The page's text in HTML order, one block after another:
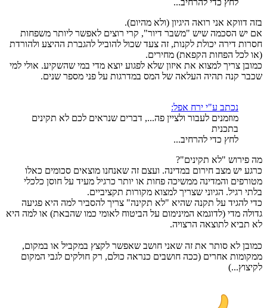
לחץ כדי להרחיב...
בזה דווקא אני רואה היגיון (ולא מהיום).
אם יש הסכמה שיש "משבר דיור", קרי רוצים לאפשר ליותר משפחות
חסרות דירה יכולת לקנות, זה צעד שכול להוביל להגברת ההיצע ולהורדת
(או לכל הפחות הקפאת) מחירים.
כמובן צריך למצוא את איזון שלא לפגוע יוצא מדי במי שהשקיע. אולי למי
שכבר קנה תהיה העלאה של המס במדרגות על פני מספר שנים.
נכתב ע"י ירח אפל:
מוזמנים לעבור ולציין פה..., דברים שנראים לכם לא תקינים
בתכנית
לחץ כדי להרחיב...
מה פירוש "לא תקינים"?
כרגע יש מצב חירום במדינה. ועצם זה שאנחנו מוצאים סכומים כאלו
מטורפים והמדינה ממשיכה פחות או יותר כרגיל מעיד על חוסן כלכלי
בלתי רגיל. הגיוני שצריך למצוא מקורות תקציביים.
כדי להגיד על תקנה שהיא "לא תקינה" צריך להסביר למה היא פגיעה
גדולה מדי (לדוגמא המינימום על הביטוח לאומי כמו שהבאת) או למה היא
לא תביא לתוצאה הרצויה.
כמובן לא סותר את זה שאני חושב שאפשר לקצץ במקביל או במקום,
ממקומות אחרים (ככה חושבים כנראה כולם, רק חולקים לגבי המקום
לקיצוץ...)